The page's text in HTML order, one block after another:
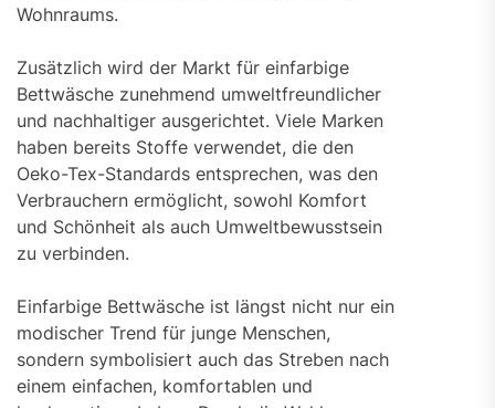
Wohnraums.
Zusätzlich wird der Markt für einfarbige
Bettwäsche zunehmend umweltfreundlicher
und nachhaltiger ausgerichtet. Viele Marken
haben bereits Stoffe verwendet, die den
Oeko-Tex-Standards entsprechen, was den
Verbrauchern ermöglicht, sowohl Komfort
und Schönheit als auch Umweltbewusstsein
zu verbinden.
Einfarbige Bettwäsche ist längst nicht nur ein
modischer Trend für junge Menschen,
sondern symbolisiert auch das Streben nach
einem einfachen, komfortablen und